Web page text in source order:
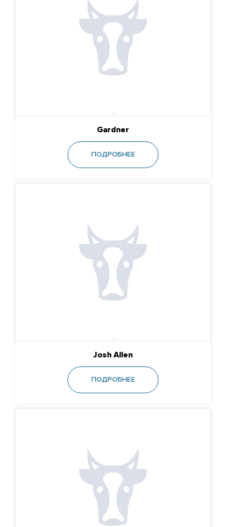
Gardner
ПОДРОБНЕЕ
Josh Allen
ПОДРОБНЕЕ